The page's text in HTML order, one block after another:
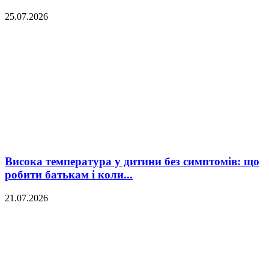
25.07.2026
Висока температура у дитини без симптомів: що
робити батькам і коли...
21.07.2026